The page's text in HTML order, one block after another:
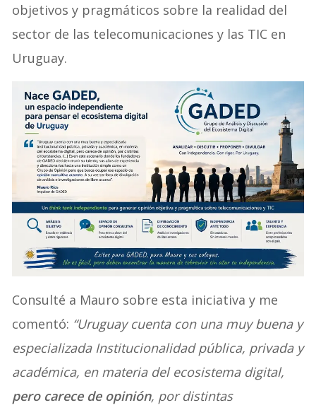
objetivos y pragmáticos sobre la realidad del
sector de las telecomunicaciones y las TIC en
Uruguay.
Consulté a Mauro sobre esta iniciativa y me
comentó: “Uruguay cuenta con una muy buena y
especializada Institucionalidad pública, privada y
académica, en materia del ecosistema digital,
pero carece de opinión, por distintas